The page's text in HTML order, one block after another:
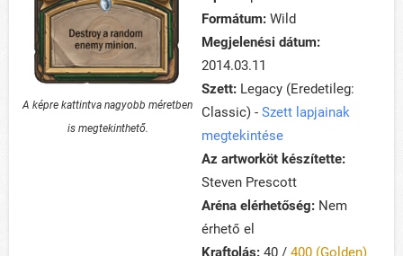
A képre kattintva nagyobb méretben
is megtekinthető.
Formátum: Wild
Megjelenési dátum:
2014.03.11
Szett: Legacy (Eredetileg:
Classic) - Szett lapjainak
megtekintése
Az artworköt készítette:
Steven Prescott
Aréna elérhetőség: Nem
érhető el
Kraftolás: 40 / 400 (Golden)